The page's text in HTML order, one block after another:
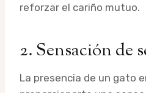
reforzar el cariño mutuo.
2. Sensación de
La presencia de un gato